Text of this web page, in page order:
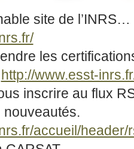
site de l’INRS…
les
http://www.esst-
inscrire au flux
nouveautés.
accueil/header/